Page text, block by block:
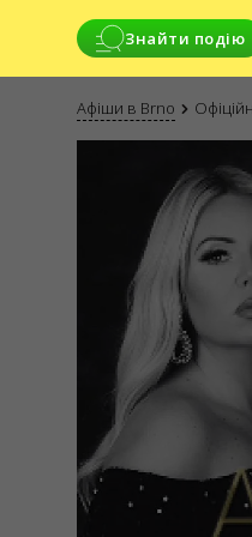
Знайти подію
Martial law
Gift ticket
List of cancelled
Dispute resolving
Box offices
Delivery and payment
Афіши в Brno